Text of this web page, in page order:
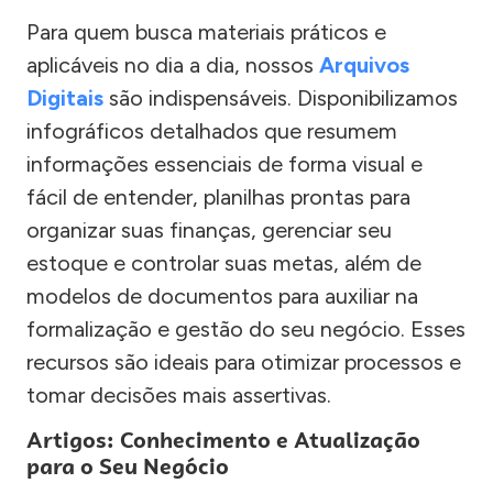
Para quem busca materiais práticos e
aplicáveis no dia a dia, nossos Arquivos
Digitais são indispensáveis. Disponibilizamos
infográficos detalhados que resumem
informações essenciais de forma visual e
fácil de entender, planilhas prontas para
organizar suas finanças, gerenciar seu
estoque e controlar suas metas, além de
modelos de documentos para auxiliar na
formalização e gestão do seu negócio. Esses
recursos são ideais para otimizar processos e
tomar decisões mais assertivas.
Artigos: Conhecimento e Atualização
para o Seu Negócio